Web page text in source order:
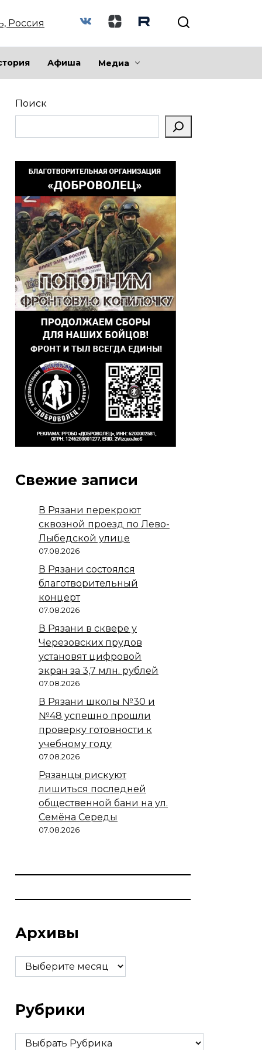
Россия
Афиша Медиа
Поиск
Свежие записи
В Рязани перекроют
сквозной проезд по Лево-
Лыбедской улице
07.08.2026
В Рязани состоялся
благотворительный
концерт
07.08.2026
В Рязани в сквере у
Черезовских прудов
установят цифровой
экран за 3,7 млн. рублей
07.08.2026
В Рязани школы №30 и
№48 успешно прошли
проверку готовности к
учебному году
07.08.2026
Рязанцы рискуют
лишиться последней
общественной бани на ул.
Семёна Середы
07.08.2026
Архивы
Архивы
Рубрики
Рубрики